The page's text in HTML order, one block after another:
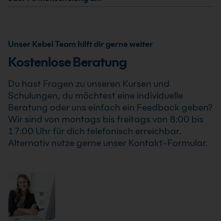
auch bereits ab einem Teilnehmer statt, sodass Du
durchgeführt werden. Inhalte, Prozesse und
Schwerpunkte passen wir individuell an die
Unser Kebel Team hilft dir gerne weiter
Kostenlose Beratung
Du hast Fragen zu unseren Kursen und
Schulungen, du möchtest eine individuelle
Beratung oder uns einfach ein Feedback geben?
Wir sind von montags bis freitags von 8:00 bis
17:00 Uhr für dich telefonisch erreichbar.
Alternativ nutze gerne unser Kontakt-Formular.